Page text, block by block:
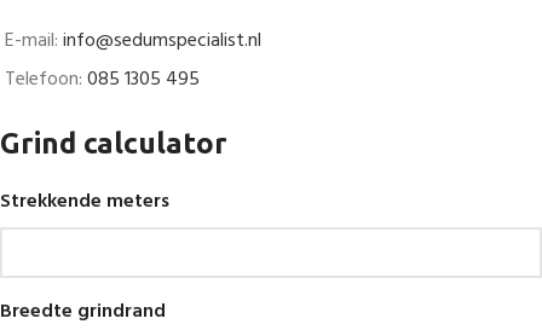
E-mail:info@sedumspecialist.nl
Telefoon:085 1305 495
Grind calculator
Strekkende meters
Breedte grindrand